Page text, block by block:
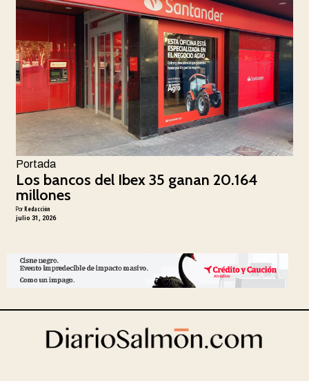
Portada
Los bancos del Ibex 35 ganan 20.164
millones
PorRedacción
julio 31, 2026